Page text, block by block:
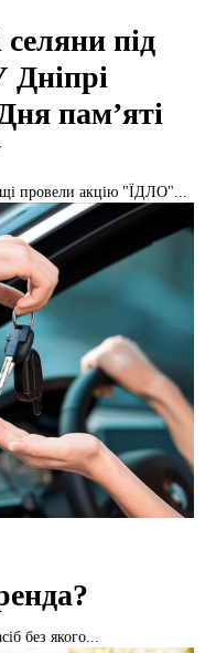
під
Дніпрі
пам’яті
провели акцію "ЇДЛО"...
без якого...